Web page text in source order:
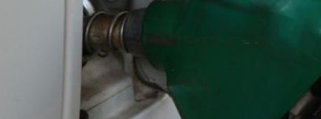
SHCP | Acuerdo por el que se dan a conocer
especial sobre producción y servicios, así como
SHCP | Acuerdo por el cual se dan a conocer los
región fronteriza con los Estados Unidos de América,